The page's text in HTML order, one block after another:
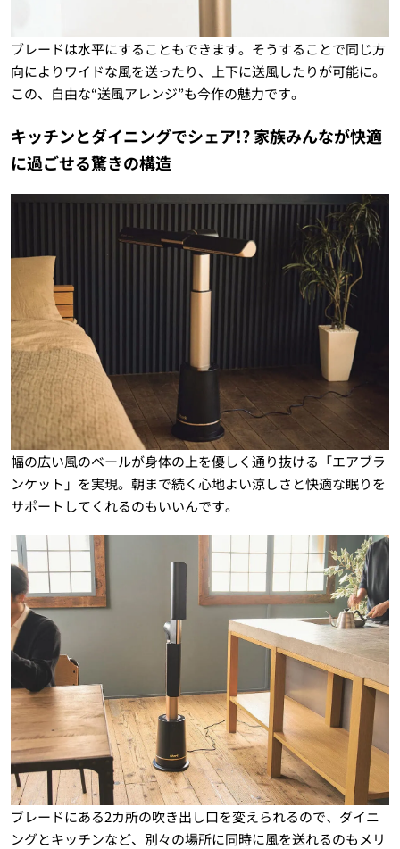
ブレードは水平にすることもできます。そうすることで同じ方
向によりワイドな風を送ったり、上下に送風したりが可能に。
この、自由な“送風アレンジ”も今作の魅力です。
キッチンとダイニングでシェア!? 家族みんなが快適
に過ごせる驚きの構造
幅の広い風のベールが身体の上を優しく通り抜ける「エアブラ
ンケット」を実現。朝まで続く心地よい涼しさと快適な眠りを
サポートしてくれるのもいいんです。
ブレードにある2カ所の吹き出し口を変えられるので、ダイニ
ングとキッチンなど、別々の場所に同時に風を送れるのもメリ